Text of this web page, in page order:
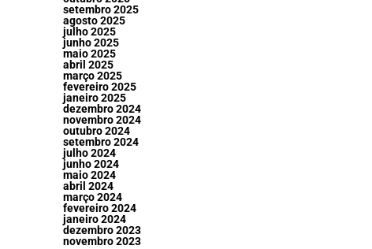
setembro 2025
agosto 2025
julho 2025
junho 2025
maio 2025
abril 2025
março 2025
fevereiro 2025
janeiro 2025
dezembro 2024
novembro 2024
outubro 2024
setembro 2024
julho 2024
junho 2024
maio 2024
abril 2024
março 2024
fevereiro 2024
janeiro 2024
dezembro 2023
novembro 2023